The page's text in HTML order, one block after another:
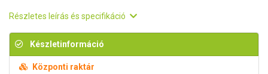
Részletes leírás és specifikáció
Készletinformáció
Központi raktár